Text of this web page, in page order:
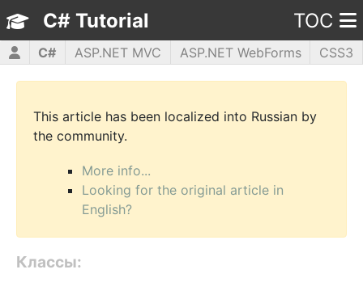
C# Tutorial TOC
C# ASP.NET MVC ASP.NET WebForms
CSS3
HTML5
JavaScript jQuery PHP5 WPF
This article has been localized into Russian by
the community.
More info...
Looking for the original article in
English?
Классы: